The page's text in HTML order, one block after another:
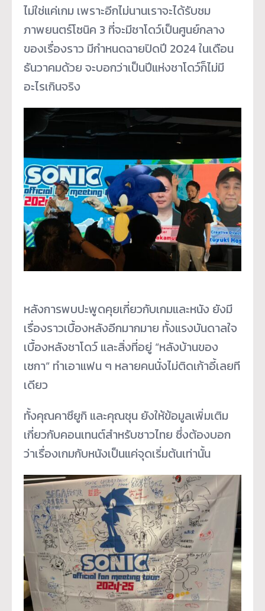
ไม่ใช่แค่เกม เพราะอีกไม่นานเราจะได้รับชม
ภาพยนตร์โซนิค 3 ที่จะมีชาโดว์เป็นศูนย์กลาง
ของเรื่องราว มีกำหนดฉายปิดปี 2024 ในเดือน
ธันวาคมด้วย จะบอกว่าเป็นปีแห่งชาโดว์ก็ไม่มี
อะไรเกินจริง
หลังการพบปะพูดคุยเกี่ยวกับเกมและหนัง ยังมี
เรื่องราวเบื้องหลังอีกมากมาย ทั้งแรงบันดาลใจ
เบื้องหลังชาโดว์ และสิ่งที่อยู่ “หลังบ้านของ
เซกา” ทำเอาแฟน ๆ หลายคนนั่งไม่ติดเก้าอี้เลยที
เดียว
ทั้งคุณคาซึยูกิ และคุณชุน ยังให้ข้อมูลเพิ่มเติม
เกี่ยวกับคอนเทนต์สำหรับชาวไทย ซึ่งต้องบอก
ว่าเรื่องเกมกับหนังเป็นแค่จุดเริ่มต้นเท่านั้น